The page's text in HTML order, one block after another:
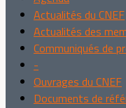
Actualités du CNEF
Actualités des
Communiqués de
-
Ouvrages du CNEF
Documents de